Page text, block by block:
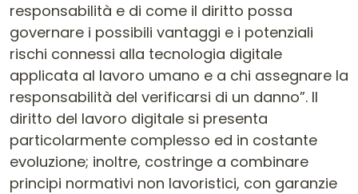
responsabilità e di come il diritto possa
governare i possibili vantaggi e i potenziali
rischi connessi alla tecnologia digitale
applicata al lavoro umano e a chi assegnare la
responsabilità del verificarsi di un danno”. Il
diritto del lavoro digitale si presenta
particolarmente complesso ed in costante
evoluzione; inoltre, costringe a combinare
principi normativi non lavoristici, con garanzie